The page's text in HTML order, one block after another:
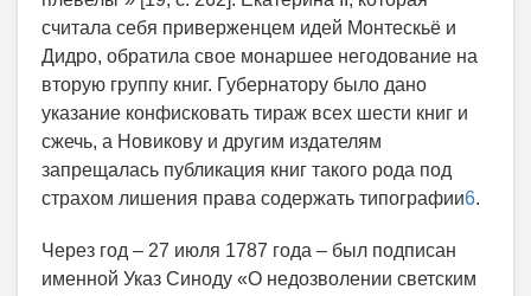
считала себя приверженцем идей Монтескьё и
Дидро, обратила свое монаршее негодование на
вторую группу книг. Губернатору было дано
указание конфисковать тираж всех шести книг и
сжечь, а Новикову и другим издателям
запрещалась публикация книг такого рода под
страхом лишения права содержать типографии6.
Через год – 27 июля 1787 года – был подписан
именной Указ Синоду «О недозволении светским